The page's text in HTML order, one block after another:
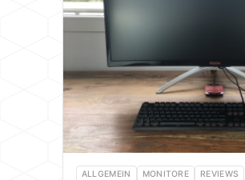
ALLGEMEIN MONITORE REVIEWS